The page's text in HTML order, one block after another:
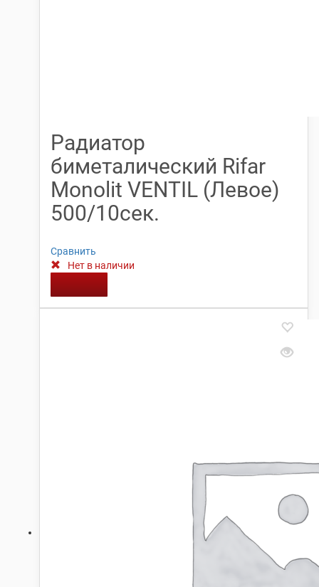
Радиатор
биметалический Rifar
Monolit VENTIL (Левое)
500/10сек.
Сравнить
Нет в наличии